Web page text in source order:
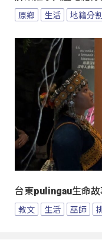
原鄉 生活 地籍分割
台東pulingau生命
教文 生活 巫師